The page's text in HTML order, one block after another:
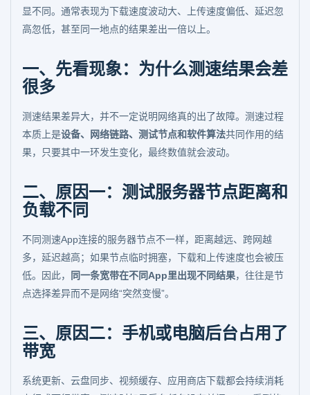
显不同。通常表现为下载速度波动大、上传速度偏低、延迟忽
高忽低，甚至同一地点的结果差出一倍以上。
一、先看现象：为什么测速结果会差
很多
测速结果差异大，并不一定说明网络真的出了故障。测速过程
本质上是设备、网络链路、测试节点和软件算法共同作用的结
果，只要其中一环发生变化，最终数值就会波动。
二、原因一：测试服务器节点距离和
负载不同
不同测速App连接的服务器节点不一样，距离越远、跨网越
多，延迟越高；如果节点临时拥塞，下载和上传速度也会被压
低。因此，
同一条宽带在不同App里出现不同结果，往往是节
点选择差异而不是网络“突然变慢”。
三、原因二：手机或电脑后台占用了
带宽
系统更新、云盘同步、视频缓存、应用商店下载都会持续消耗